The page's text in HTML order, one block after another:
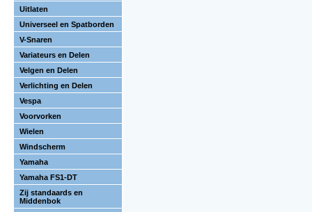
Uitlaten
Universeel en Spatborden
V-Snaren
Variateurs en Delen
Velgen en Delen
Verlichting en Delen
Vespa
Voorvorken
Wielen
Windscherm
Yamaha
Yamaha FS1-DT
Zij standaards en
Middenbok